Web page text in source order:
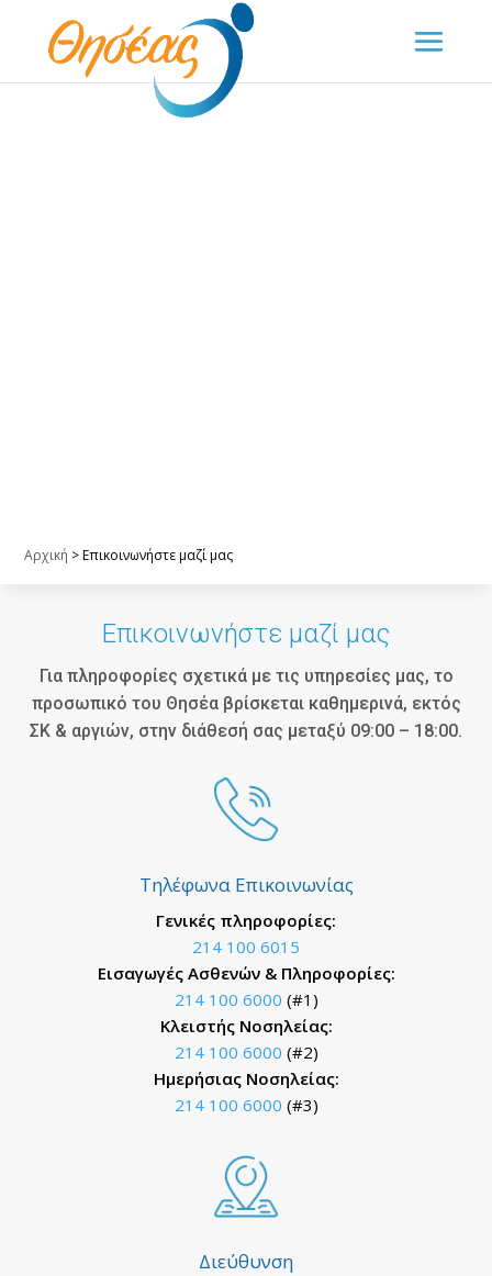
Αρχική >Επικοινωνήστε μαζί μας
Επικοινωνήστε μαζί μας
Για πληροφορίες σχετικά με τις υπηρεσίες μας, το
προσωπικό του Θησέα βρίσκεται καθημερινά, εκτός
ΣΚ & αργιών, στην διάθεσή σας μεταξύ 09:00 – 18:00.
Τηλέφωνα Επικοινωνίας
Γενικές πληροφορίες:
214 100 6015
Εισαγωγές Ασθενών & Πληροφορίες:
214 100 6000 (#1)
Κλειστής Νοσηλείας:
214 100 6000 (#2)
Ημερήσιας Νοσηλείας:
214 100 6000 (#3)
Διεύθυνση